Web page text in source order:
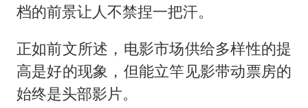
档的前景让人不禁捏一把汗。
正如前文所述，电影市场供给多样性的提
高是好的现象，但能立竿见影带动票房的
始终是头部影片。